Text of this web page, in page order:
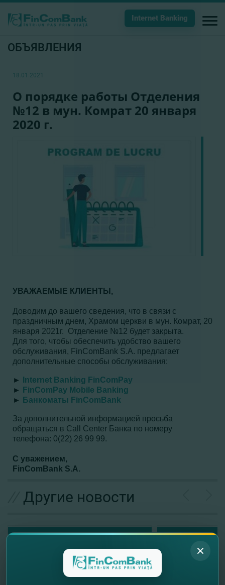
Internet Banking
ОБЪЯВЛЕНИЯ
18.01.2021
О порядке работы Отделения
№12 в мун. Комрат 20 января
2020 г.
УВАЖАЕМЫЕ КЛИЕНТЫ,
Доводим до вашего сведения, что в связи с
праздничным днем, Храмом церкви в мун. Комрат, 20
января 2021г. Отделение №12 будет закрыта.
Для того, чтобы обеспечить удобство вашего
обслуживания, FinComBank S.A. предлагает
дополнительные способы обслуживания:
► Internet Banking FinComPay
► FinComPay Mobile Banking
► Банкоматы FinComBank
За дополнительной информацией просьба
обращаться в Call Center Банка по номеру
телефона: 0(22) 26 99 99.
С уважением,
FinComBank S.A.
Другие новости